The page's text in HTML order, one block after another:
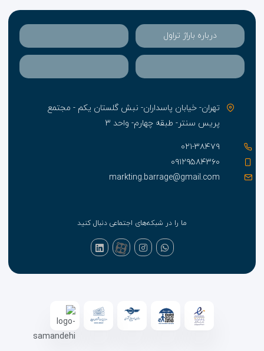
درباره باراژ تراول
تهران- خیابان پاسداران- نبش گلستان یکم - مجتمع
پریس سنتر- طبقه چهارم- واحد ۳
۰۲۱-۳۸۴۷۹
۰۹۱۲۹۵۸۴۳۶۰
markting.barrage@gmail.com
ما را در شبکه‌های اجتماعی دنبال کنید